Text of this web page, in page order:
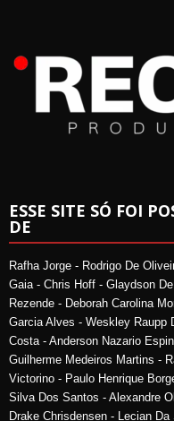
ESSE SITE SÓ FOI
DE
Rafha Jorge - Rodrigo De
Gaia - Chris Hoff - Glaydson
Rezende - Deborah Carolina
Garcia Alves - Weskley Raupp
Costa - Anderson Nazario
Guilherme Medeiros Martins -
Victorino - Paulo Henrique
Silva Dos Santos - Alexandre
Drake Chrisdensen - Lecian